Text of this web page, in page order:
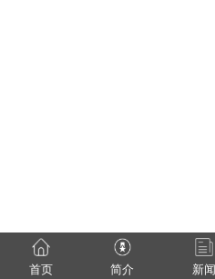
首页 简介 新闻